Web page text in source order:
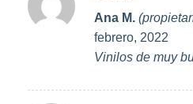
Valorado
con5 de 5
Ana M.
febrero, 2022
Vinilos de muy